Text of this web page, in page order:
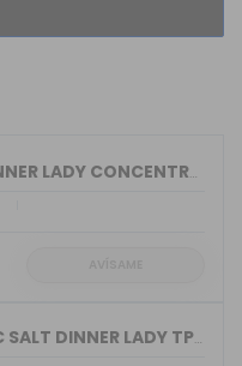
LEMON TART DINNER LADY CONCENTRATE 30ML
LEMON TART NIC SALT DINNER LADY TPD 10ML